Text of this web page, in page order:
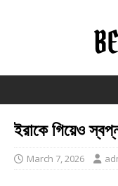
ইরাকে গিয়েও
March 7, 2026